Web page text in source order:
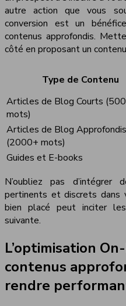
autre action que vous
conversion est un
contenus approfondis.
côté en proposant un
Type de Contenu
Articles de Blog Courts
mots)
Articles de Blog Approfondis
(2000+ mots)
Guides et E-books
N’oubliez pas d’intégrer
pertinents et discrets dans
bien placé peut inciter
suivante.
L’optimisation
contenus
rendre